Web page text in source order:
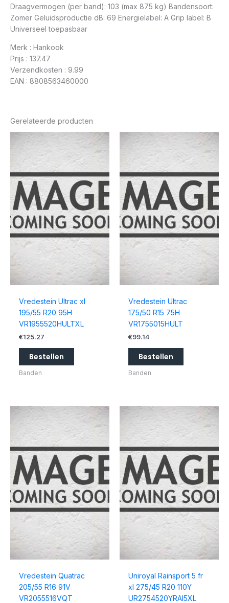
Draagvermogen (per band): 103 (max 875 kg) Bandensoort:
Zomer Geluidsproductie dB: 69 Energielabel: A Grip label: B
Universeel toepasbaar
Merk : Hankook
Prijs : 137.47
Verzendkosten : 9.99
EAN : 8808563460000
Gerelateerde producten
Vredestein Ultrac xl
195/55 R20 95H
VR1955520HULTXL
€125.27
Bestellen
Banden
Vredestein Ultrac
175/50 R15 75H
VR1755015HULT
€99.14
Bestellen
Banden
Vredestein Quatrac
205/55 R16 91V
VR2055516VQT
Uniroyal Rainsport 5 fr
xl 275/45 R20 110Y
UR2754520YRAI5XL